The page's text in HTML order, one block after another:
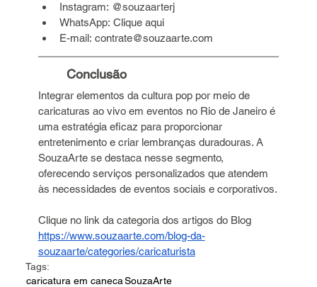
Instagram: @souzaarterj
WhatsApp: Clique aqui
E-mail: contrate@souzaarte.com
Conclusão
Integrar elementos da cultura pop por meio de
caricaturas ao vivo em eventos no Rio de Janeiro é
uma estratégia eficaz para proporcionar
entretenimento e criar lembranças duradouras. A
SouzaArte se destaca nesse segmento,
oferecendo serviços personalizados que atendem
às necessidades de eventos sociais e corporativos.
Clique no link da categoria dos artigos do Blog
https://www.souzaarte.com/blog-da-
souzaarte/categories/caricaturista
Tags:
caricatura em canecaSouzaArte